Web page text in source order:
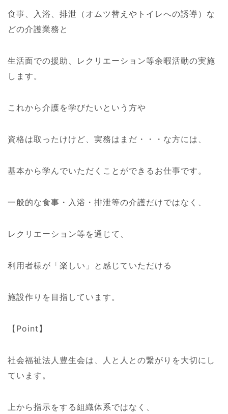
食事、入浴、排泄（オムツ替えやトイレへの誘導）な
どの介護業務と
生活面での援助、レクリエーション等余暇活動の実施
します。
これから介護を学びたいという方や
資格は取ったけけど、実務はまだ・・・な方には、
基本から学んでいただくことができるお仕事です。
一般的な食事・入浴・排泄等の介護だけではなく、
レクリエーション等を通じて、
利用者様が「楽しい」と感じていただける
施設作りを目指しています。
【Point】
社会福祉法人豊生会は、人と人との繋がりを大切にし
ています。
上から指示をする組織体系ではなく、